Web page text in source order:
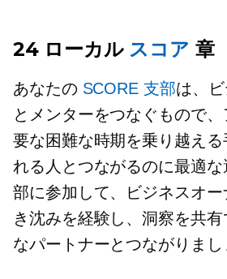
24 ローカル スコア 章
あなたの SCORE 支部は、
とメンターをつなぐもので
要な困難な時期を乗り越える
れる人とつながるのに最適
部に参加して、ビジネスオ
き沈みを経験し、洞察を共
なパートナーとつながりまし